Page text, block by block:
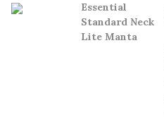
Essential
Standard Neck
Lite Manta